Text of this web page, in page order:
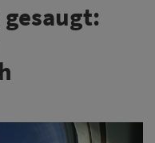
gesaugt: